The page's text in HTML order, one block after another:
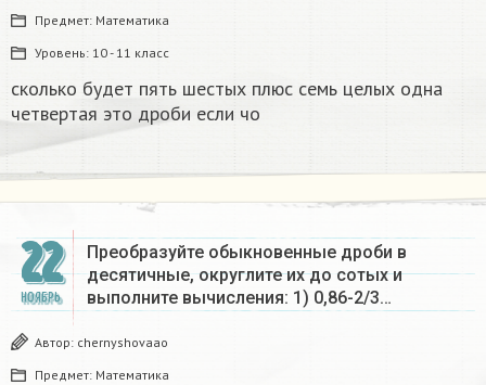
Предмет: Математика
Уровень: 10 - 11 класс
сколько будет пять шестых плюс семь целых одна
четвертая это дроби если чо
22
НОЯБРЬ
Преобразуйте обыкновенные дроби в
десятичные, округлите их до сотых и
выполните вычисления: 1) 0,86-2/3…
Автор: chernyshovaao
Предмет: Математика